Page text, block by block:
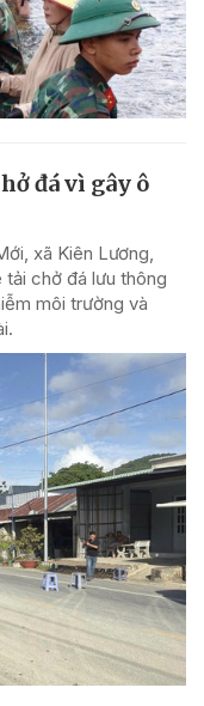
đá vì gây ô
xã Kiên Lương,
chở đá lưu thông
môi trường và